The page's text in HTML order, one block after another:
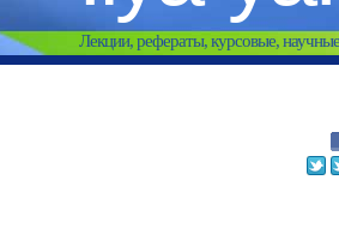
Лекции, рефераты, курсовые,